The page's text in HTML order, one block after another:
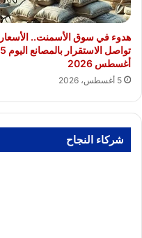
هدوء في سوق الأسمنت.. الأسعار
تواصل الاستقرار بالمصانع اليوم 5
أغسطس 2026
5 أغسطس، 2026
شركاء النجاح